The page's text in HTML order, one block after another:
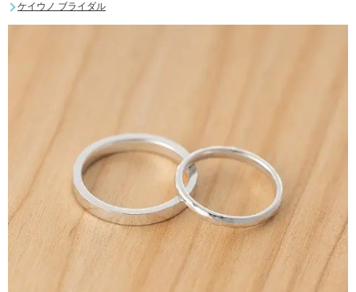
ケイウノ ブライダル